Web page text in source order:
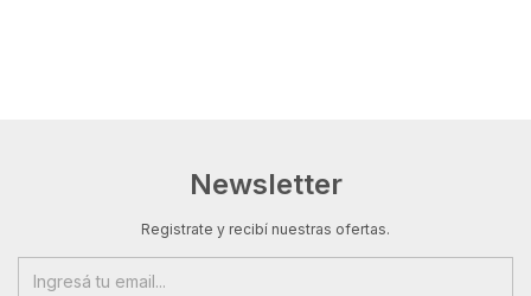
Newsletter
Registrate y recibí nuestras ofertas.